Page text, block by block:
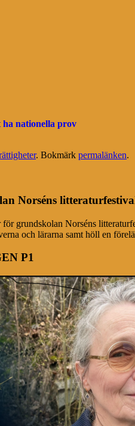
nationella prov
. Bokmärk permalänken.
Norséns
för grundskolan Norséns
och lärarna samt höll en
P1